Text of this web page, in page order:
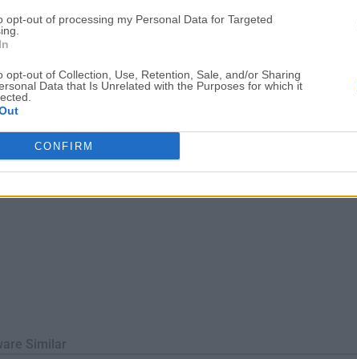
opt-out of processing my Personal Data for Targeted
opt-out of Collection, Use, Retention, Sale, and/or Sharing
Data that Is Unrelated with the Purposes for which it
CONFIRM
Codecs asegura una reproducción fluida de archivos
experimentados de PC, eliminando la neces...
Similar